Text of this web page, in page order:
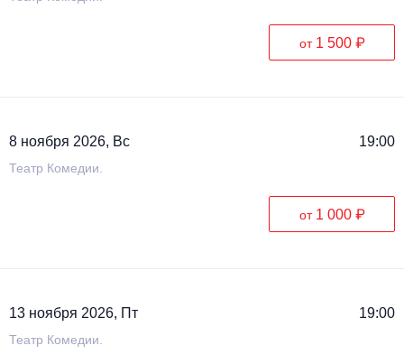
от 1 500 ₽
8 ноября 2026, Вс 19:00
Театр Комедии.
от 1 000 ₽
13 ноября 2026, Пт 19:00
Театр Комедии.